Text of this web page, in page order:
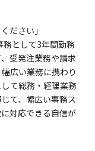
ださい」
務として3年間勤務
受発注業務や請求
広い業務に携わり
て総務・経理業務
て、幅広い事務ス
対応できる自信が